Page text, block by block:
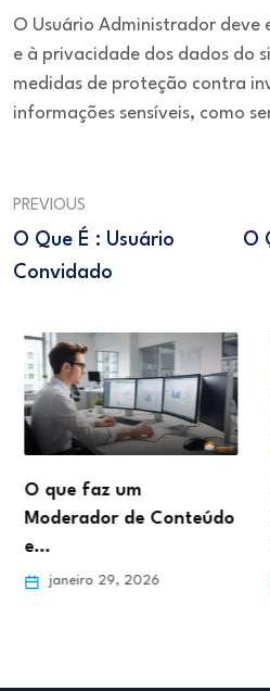
O Usuário Administrador deve
e à privacidade dos dados do
medidas de proteção contra
informações sensíveis, como
PREVIOUS
O Que É : Usuário
Convidado
O
O que faz um
Moderador de Conteúdo
e…
janeiro 29, 2026